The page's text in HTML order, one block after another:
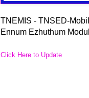
TNEMIS - TNSED-
Ennum Ezhuthum
Click Here to Update